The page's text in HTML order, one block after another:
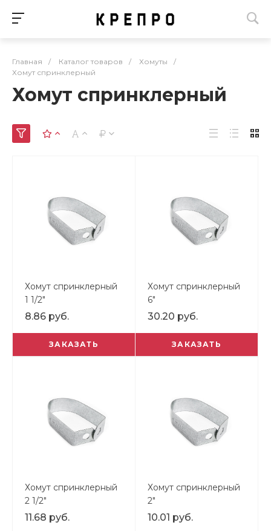
Главная / Каталог товаров / Хомуты
/
Хомут спринклерный
Хомут спринклерный
Хомут спринклерный
1 1/2"
8.86 руб.
ЗАКАЗАТЬ
Хомут спринклерный
6"
30.20 руб.
ЗАКАЗАТЬ
Хомут спринклерный
2 1/2"
11.68 руб.
Хомут спринклерный
2"
10.01 руб.